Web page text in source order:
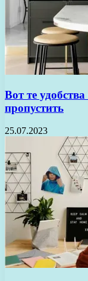
Вот те
пропустить
25.07.2023